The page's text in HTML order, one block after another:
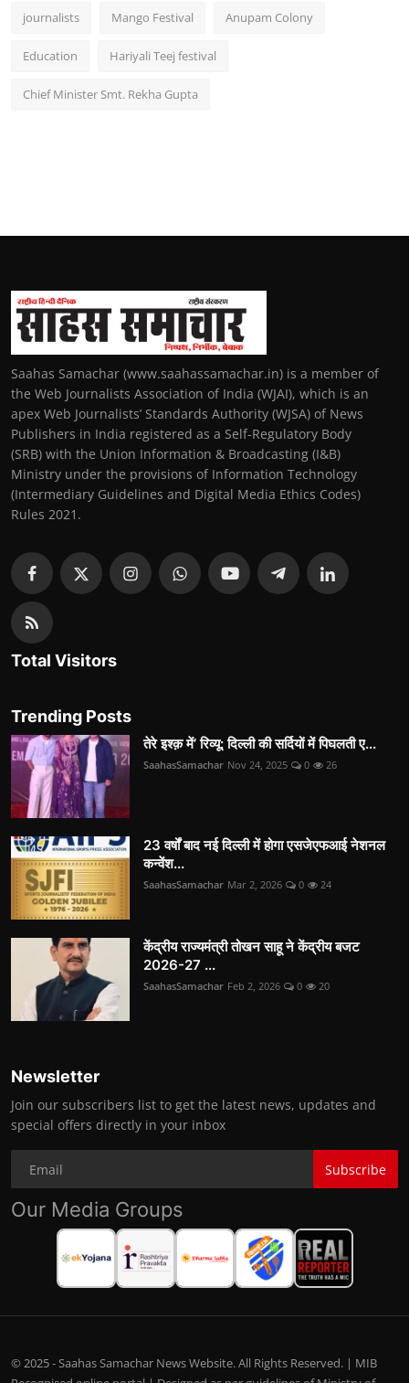
journalists Mango Festival Anupam Colony
Education Hariyali Teej festival
Chief Minister Smt. Rekha Gupta
Saahas Samachar (www.saahassamachar.in) is a member of
the Web Journalists Association of India (WJAI), which is an
apex Web Journalists’ Standards Authority (WJSA) of News
Publishers in India registered as a Self-Regulatory Body
(SRB) with the Union Information & Broadcasting (I&B)
Ministry under the provisions of Information Technology
(Intermediary Guidelines and Digital Media Ethics Codes)
Rules 2021.
Total Visitors
Trending Posts
तेरे इश्क़ में’ रिव्यू: दिल्ली की सर्दियों में पिघलती ए...
SaahasSamachar Nov 24, 2025 0 26
23 वर्षों बाद नई दिल्ली में होगा एसजेएफआई नेशनल
कन्वेंश...
SaahasSamachar Mar 2, 2026 0 24
केंद्रीय राज्यमंत्री तोखन साहू ने केंद्रीय बजट
2026-27 ...
SaahasSamachar Feb 2, 2026 0 20
Newsletter
Join our subscribers list to get the latest news, updates and
special offers directly in your inbox
Subscribe
Our Media Groups
© 2025 - Saahas Samachar News Website. All Rights Reserved. | MIB